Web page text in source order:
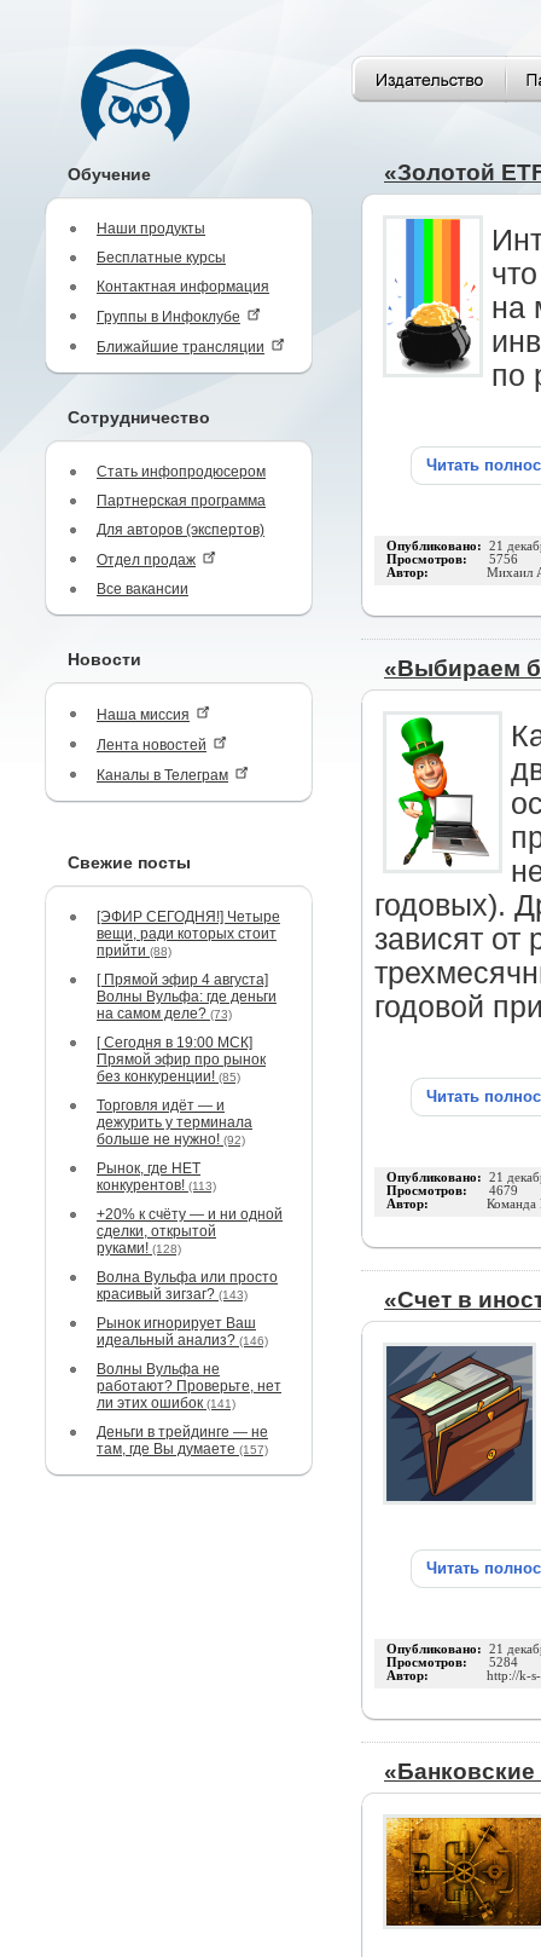
Обучение
Наши продукты
Бесплатные курсы
Контактная информация
Группы в Инфоклубе
Ближайшие трансляции
Сотрудничество
Стать инфопродюсером
Партнерская программа
Для авторов (экспертов)
Отдел продаж
Все вакансии
Новости
Наша миссия
Лента новостей
Каналы в Телеграм
Свежие посты
[ЭФИР СЕГОДНЯ!] Четыре
вещи, ради которых стоит
прийти (88)
[ Прямой эфир 4 августа]
Волны Вульфа: где деньги
на самом деле? (73)
[ Сегодня в 19:00 МСК]
Прямой эфир про рынок
без конкуренции! (85)
Торговля идёт — и
дежурить у терминала
больше не нужно! (92)
Рынок, где НЕТ
конкурентов! (113)
+20% к счёту — и ни одной
сделки, открытой
руками! (128)
Волна Вульфа или просто
красивый зигзаг? (143)
Рынок игнорирует Ваш
идеальный анализ? (146)
Волны Вульфа не
работают? Проверьте, нет
ли этих ошибок (141)
Деньги в трейдинге — не
там, где Вы думаете (157)
«Золотой
на
по
Читать
Опубликовано: 21
Просмотров: 5756
Автор: Михаил
«Выбираем
годовых).
зависят от
годовой
Читать
Опубликовано: 21
Просмотров: 4679
Автор: Команда
«Счет в
Читать
Опубликовано: 21
Просмотров: 5284
Автор: http://k-